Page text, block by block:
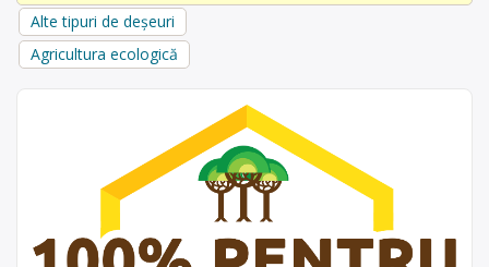
Alte tipuri de deșeuri
Agricultura ecologică